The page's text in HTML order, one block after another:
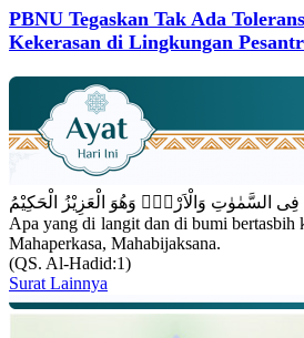
PBNU Tegaskan Tak Ada
Kekerasan di Lingkungan
فِى السَّمٰوٰتِ وَالْاَرْضِۚ وَهُوَ الْعَزِيْزُ الْحَكِيْمُ
Apa yang di langit dan di bumi bertasbih
Mahaperkasa, Mahabijaksana.
(QS. Al-Hadid:1)
Surat Lainnya